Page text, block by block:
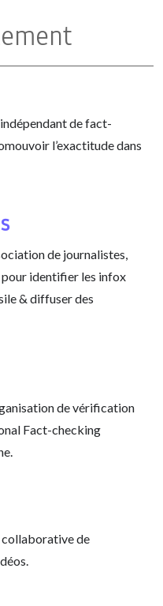
de fact-
l’exactitude dans
de journalistes,
pour identifier les infox
& diffuser des
de vérification
Fact-checking
de